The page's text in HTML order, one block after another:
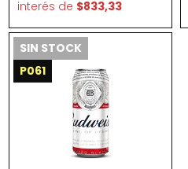
interés de $833,33
SIN STOCK
P061